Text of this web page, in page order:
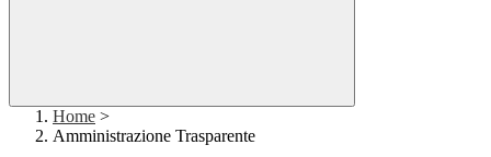
Home >
Amministrazione Trasparente